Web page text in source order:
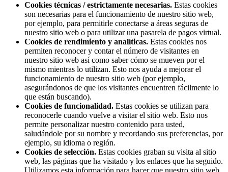
Cookies técnicas / estrictamente necesarias. Estas cookies
son necesarias para el funcionamiento de nuestro sitio web,
por ejemplo, para permitirle conectarse a áreas seguras de
nuestro sitio web o para utilizar una pasarela de pagos virtual.
Cookies de rendimiento y analíticas. Estas cookies nos
permiten reconocer y contar el número de visitantes en
nuestro sitio web así como saber cómo se mueven por el
mismo mientras lo utilizan. Esto nos ayuda a mejorar el
funcionamiento de nuestro sitio web (por ejemplo,
asegurándonos de que los visitantes encuentren fácilmente lo
que están buscando).
Cookies de funcionalidad. Estas cookies se utilizan para
reconocerle cuando vuelve a visitar el sitio web. Esto nos
permite personalizar nuestro contenido para usted,
saludándole por su nombre y recordando sus preferencias, por
ejemplo, su idioma o región.
Cookies de selección. Estas cookies graban su visita al sitio
web, las páginas que ha visitado y los enlaces que ha seguido.